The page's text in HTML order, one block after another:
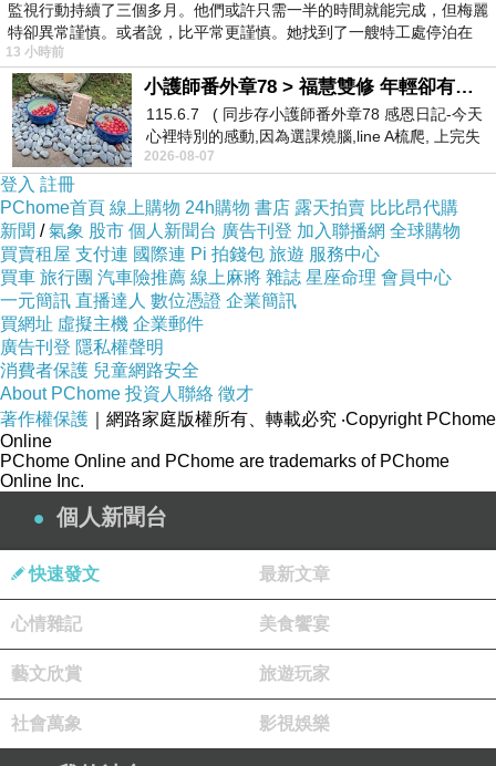
住宿推薦親子
監視行動持續了三個多月。他們或許只需一半的時間就能完成，但梅麗
特卻異常謹慎。或者說，比平常更謹慎。她找到了一艘特工處停泊在
13 小時前
小護師番外章78 > 福慧雙修 年輕卻有個老靈魂 ㄑ金剛經〉podcast
115.6.7 ( 同步存小護師番外章78 感恩日記-今天
心裡特別的感動,因為選課燒腦,line A梳爬, 上完失
智課的她,特來傾
2026-08-07
登入 註冊
PChome首頁 線上購物 24h購物 書店 露天拍賣 比比昂代購
新聞 /氣象 股市 個人新聞台 廣告刊登 加入聯播網 全球購物
買賣租屋 支付連 國際連 Pi 拍錢包 旅遊 服務中心
買車 旅行團 汽車險推薦 線上麻將 雜誌 星座命理 會員中心
一元簡訊 直播達人 數位憑證 企業簡訊
買網址 虛擬主機 企業郵件
廣告刊登 隱私權聲明
消費者保護 兒童網路安全
About PChome 投資人聯絡 徵才
著作權保護 ｜網路家庭版權所有、轉載必究 ‧Copyright PChome
Online
PChome Online and PChome are trademarks of PChome
Online Inc.
個人新聞台
快速發文 最新文章
心情雜記 美食饗宴
藝文欣賞 旅遊玩家
社會萬象 影視娛樂